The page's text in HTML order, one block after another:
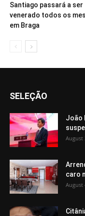
Santiago passará a ser
venerado todos os
em Braga
SELEÇÃO
João
August
caro
August